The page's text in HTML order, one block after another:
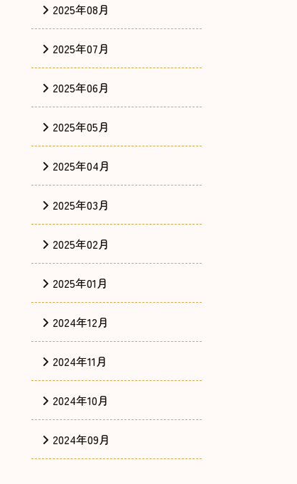
2025年08月
2025年07月
2025年06月
2025年05月
2025年04月
2025年03月
2025年02月
2025年01月
2024年12月
2024年11月
2024年10月
2024年09月